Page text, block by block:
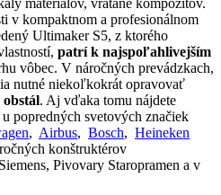
materiálov, vrátane kompozitov.
v kompaktnom a profesionálnom
Ultimaker S5, z ktorého
patrí k najspoľahlivejším
vôbec. V náročných prevádzkach,
nutné niekoľkokrát opravovať
. Aj vďaka tomu nájdete
popredných svetových značiek
, Airbus, Bosch, Heineken
konštruktérov
Pivovary Staropramen a v